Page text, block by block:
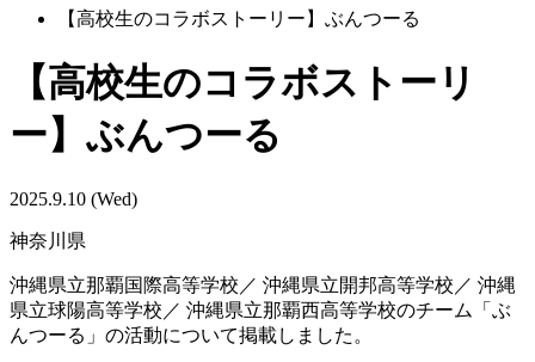
【高校生のコラボストーリー】ぶんつーる
【高校生のコラボストーリ
ー】ぶんつーる
2025.9.10 (Wed)
神奈川県
沖縄県立那覇国際高等学校／ 沖縄県立開邦高等学校／ 沖縄
県立球陽高等学校／ 沖縄県立那覇西高等学校のチーム「ぶ
んつーる」の活動について掲載しました。